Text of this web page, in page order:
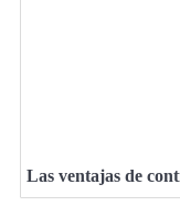
Las ventajas de